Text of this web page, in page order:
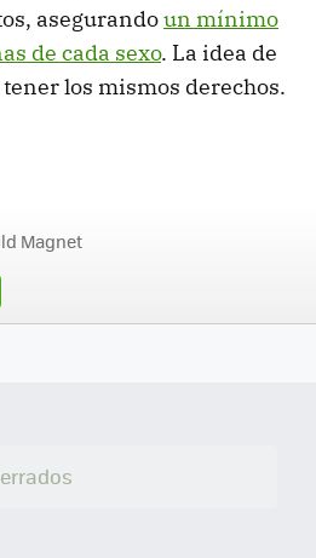
asegurandoun mínimo
de cada sexo. La idea de
los mismos derechos.
Magnet